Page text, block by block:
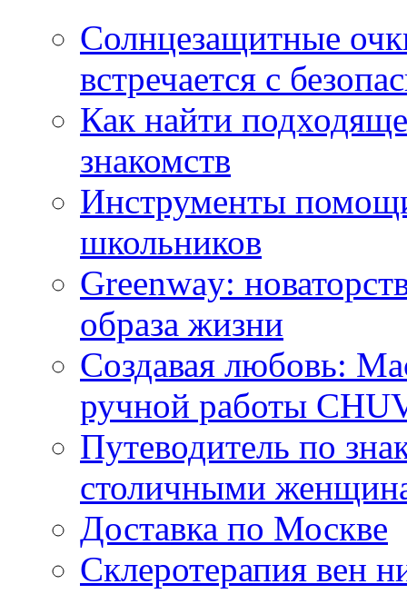
Солнцезащитные
встречается с
Как найти
знакомств
Инструменты
школьников
Greenway:
образа жизни
Создавая любовь:
ручной работы
Путеводитель по
столичными
Доставка по Москве
Склеротерапия вен